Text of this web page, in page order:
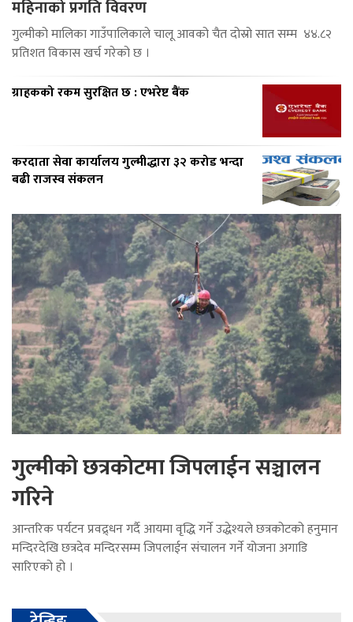
महिनाको प्रगति विवरण
गुल्मीको मालिका गाउँपालिकाले चालू आवको चैत दोस्रो सात सम्म ४४.८२
प्रतिशत विकास खर्च गरेको छ ।
ग्राहकको रकम सुरक्षित छ : एभरेष्ट बैंक
करदाता सेवा कार्यालय गुल्मीद्धारा ३२ करोड भन्दा
बढी राजस्व संकलन
गुल्मीको छत्रकोटमा जिपलाईन सञ्चालन
गरिने
आन्तरिक पर्यटन प्रवद्र्धन गर्दै आयमा वृद्धि गर्ने उद्धेश्यले छत्रकोटको हनुमान
मन्दिरदेखि छत्रदेव मन्दिरसम्म जिपलाईन संचालन गर्ने योजना अगाडि
सारिएको हो ।